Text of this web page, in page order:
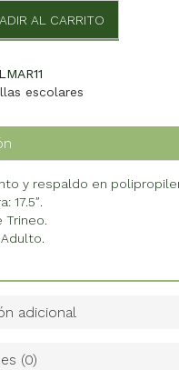
AL CARRITO
escolares
y respaldo en
17.5″.
Trineo.
Adulto.
adicional
(0)